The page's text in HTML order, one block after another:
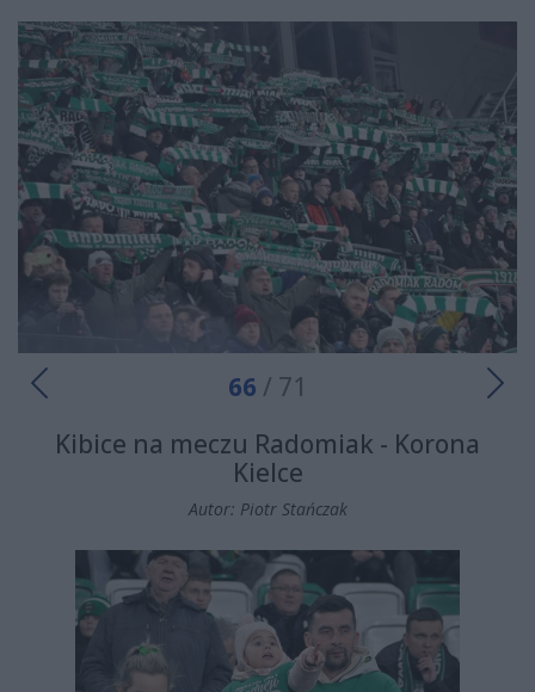
66 / 71
Kibice na meczu Radomiak - Korona
Kielce
Autor: Piotr Stańczak